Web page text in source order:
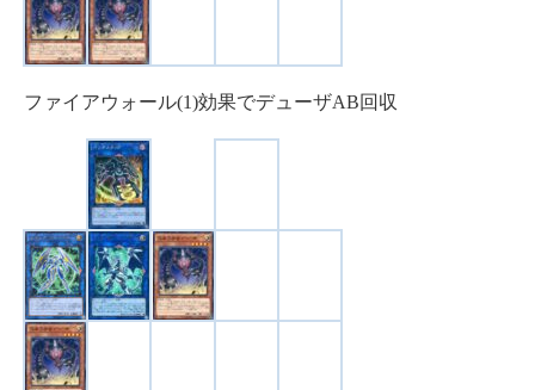
ファイアウォール(1)効果でデューザAB回収